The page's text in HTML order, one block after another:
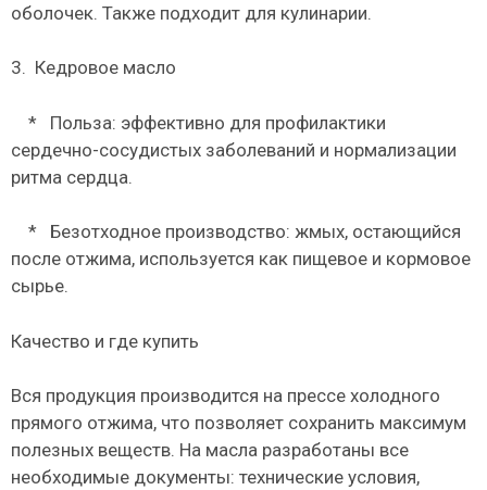
оболочек. Также подходит для кулинарии.
3. Кедровое масло
*
Польза: эффективно для профилактики
сердечно-сосудистых заболеваний и нормализации
ритма сердца.
*
Безотходное производство: жмых, остающийся
после отжима, используется как пищевое и кормовое
сырье.
Качество и где купить
Вся продукция производится на прессе холодного
прямого отжима, что позволяет сохранить максимум
полезных веществ. На масла разработаны все
необходимые документы: технические условия,